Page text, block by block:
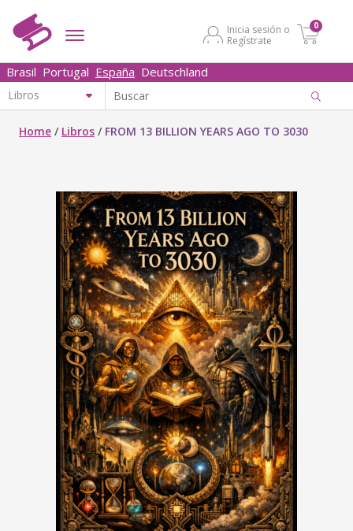
Inicia sesión o
Regístrate
0
Brasil Portugal España Deutschland
Home / Libros / FROM 13 BILLION YEARS AGO TO 3030